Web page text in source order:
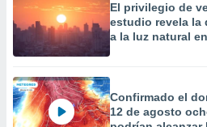
datos
perfiles
utilizar
El privilegio de
estudio revela la
a la luz natural
Confirmado el
12 de agosto